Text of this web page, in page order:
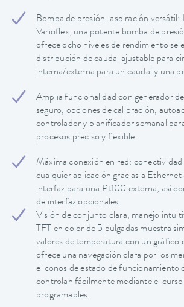
Bomba de presión-aspiración
Varioflex, una potente bomba de
ofrece ocho niveles de rendimiento
distribución de caudal ajustable para
interna/externa para un caudal y una
Amplia funcionalidad con generador
seguro, opciones de calibración,
controlador y planificador semanal
procesos preciso y flexible.
Máxima conexión en red: conectividad
cualquier aplicación gracias a
interfaz para una Pt100 externa, así
de interfaz opcionales.
Visión de conjunto clara, manejo
TFT en color de 5 pulgadas muestra
valores de temperatura con un gráfico
ofrece una navegación clara por los
e iconos de estado de funcionamiento
controlan fácilmente mediante el
programables.